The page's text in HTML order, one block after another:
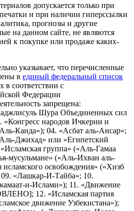
допускается только при
и при наличии гиперссылки
прогнозы и другие
на данном сайте, не являются
к покупке или продаже каких-
указывает, что перечисленные
в единый федеральный список
в соответствии с
Федерации
запрещена:
Шура Объединенных сил
«Конгресс народов Ичкерии и
Каида»); 04. «Асбат аль-Ансар»;
Джихад» или «Египетский
группа» («Аль-Гамаа
мусульмане» («Аль-Ихван аль-
освобождения» («Хизб
«Лашкар-И-Тайба»; 10.
и-Ислами»); 11. «Движение
12. «Исламская партия
движение Узбекистана»);